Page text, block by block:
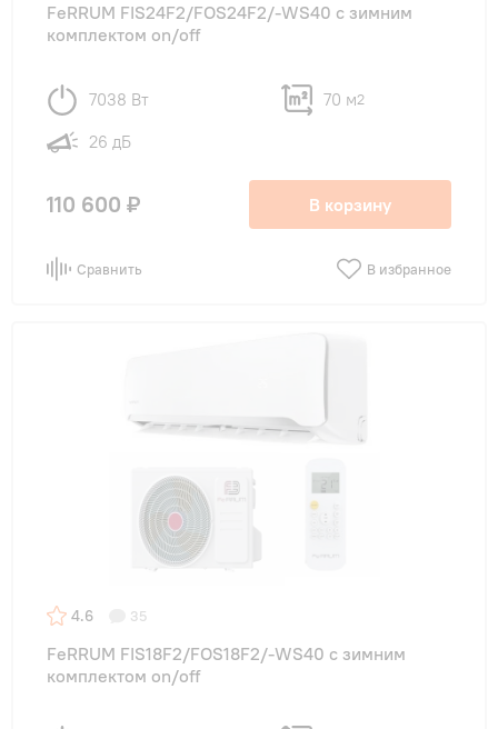
FeRRUM FIS24F2/FOS24F2/-WS40 с зимним
комплектом on/off
7038 Вт 70 м2
26 дБ
110 600 ₽ В корзину
Сравнить В избранное
4.6 35
FeRRUM FIS18F2/FOS18F2/-WS40 с зимним
комплектом on/off